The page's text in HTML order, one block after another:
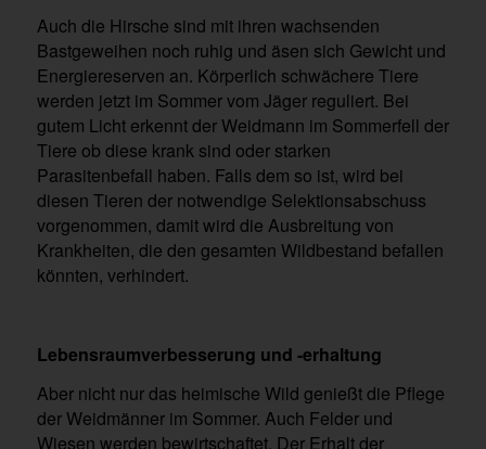
Auch die Hirsche sind mit ihren wachsenden
Bastgeweihen noch ruhig und äsen sich Gewicht und
Energiereserven an. Körperlich schwächere Tiere
werden jetzt im Sommer vom Jäger reguliert. Bei
gutem Licht erkennt der Weidmann im Sommerfell der
Tiere ob diese krank sind oder starken
Parasitenbefall haben. Falls dem so ist, wird bei
diesen Tieren der notwendige Selektionsabschuss
vorgenommen, damit wird die Ausbreitung von
Krankheiten, die den gesamten Wildbestand befallen
könnten, verhindert.
Lebensraumverbesserung und -erhaltung
Aber nicht nur das heimische Wild genießt die Pflege
der Weidmänner im Sommer. Auch Felder und
Wiesen werden bewirtschaftet. Der Erhalt der